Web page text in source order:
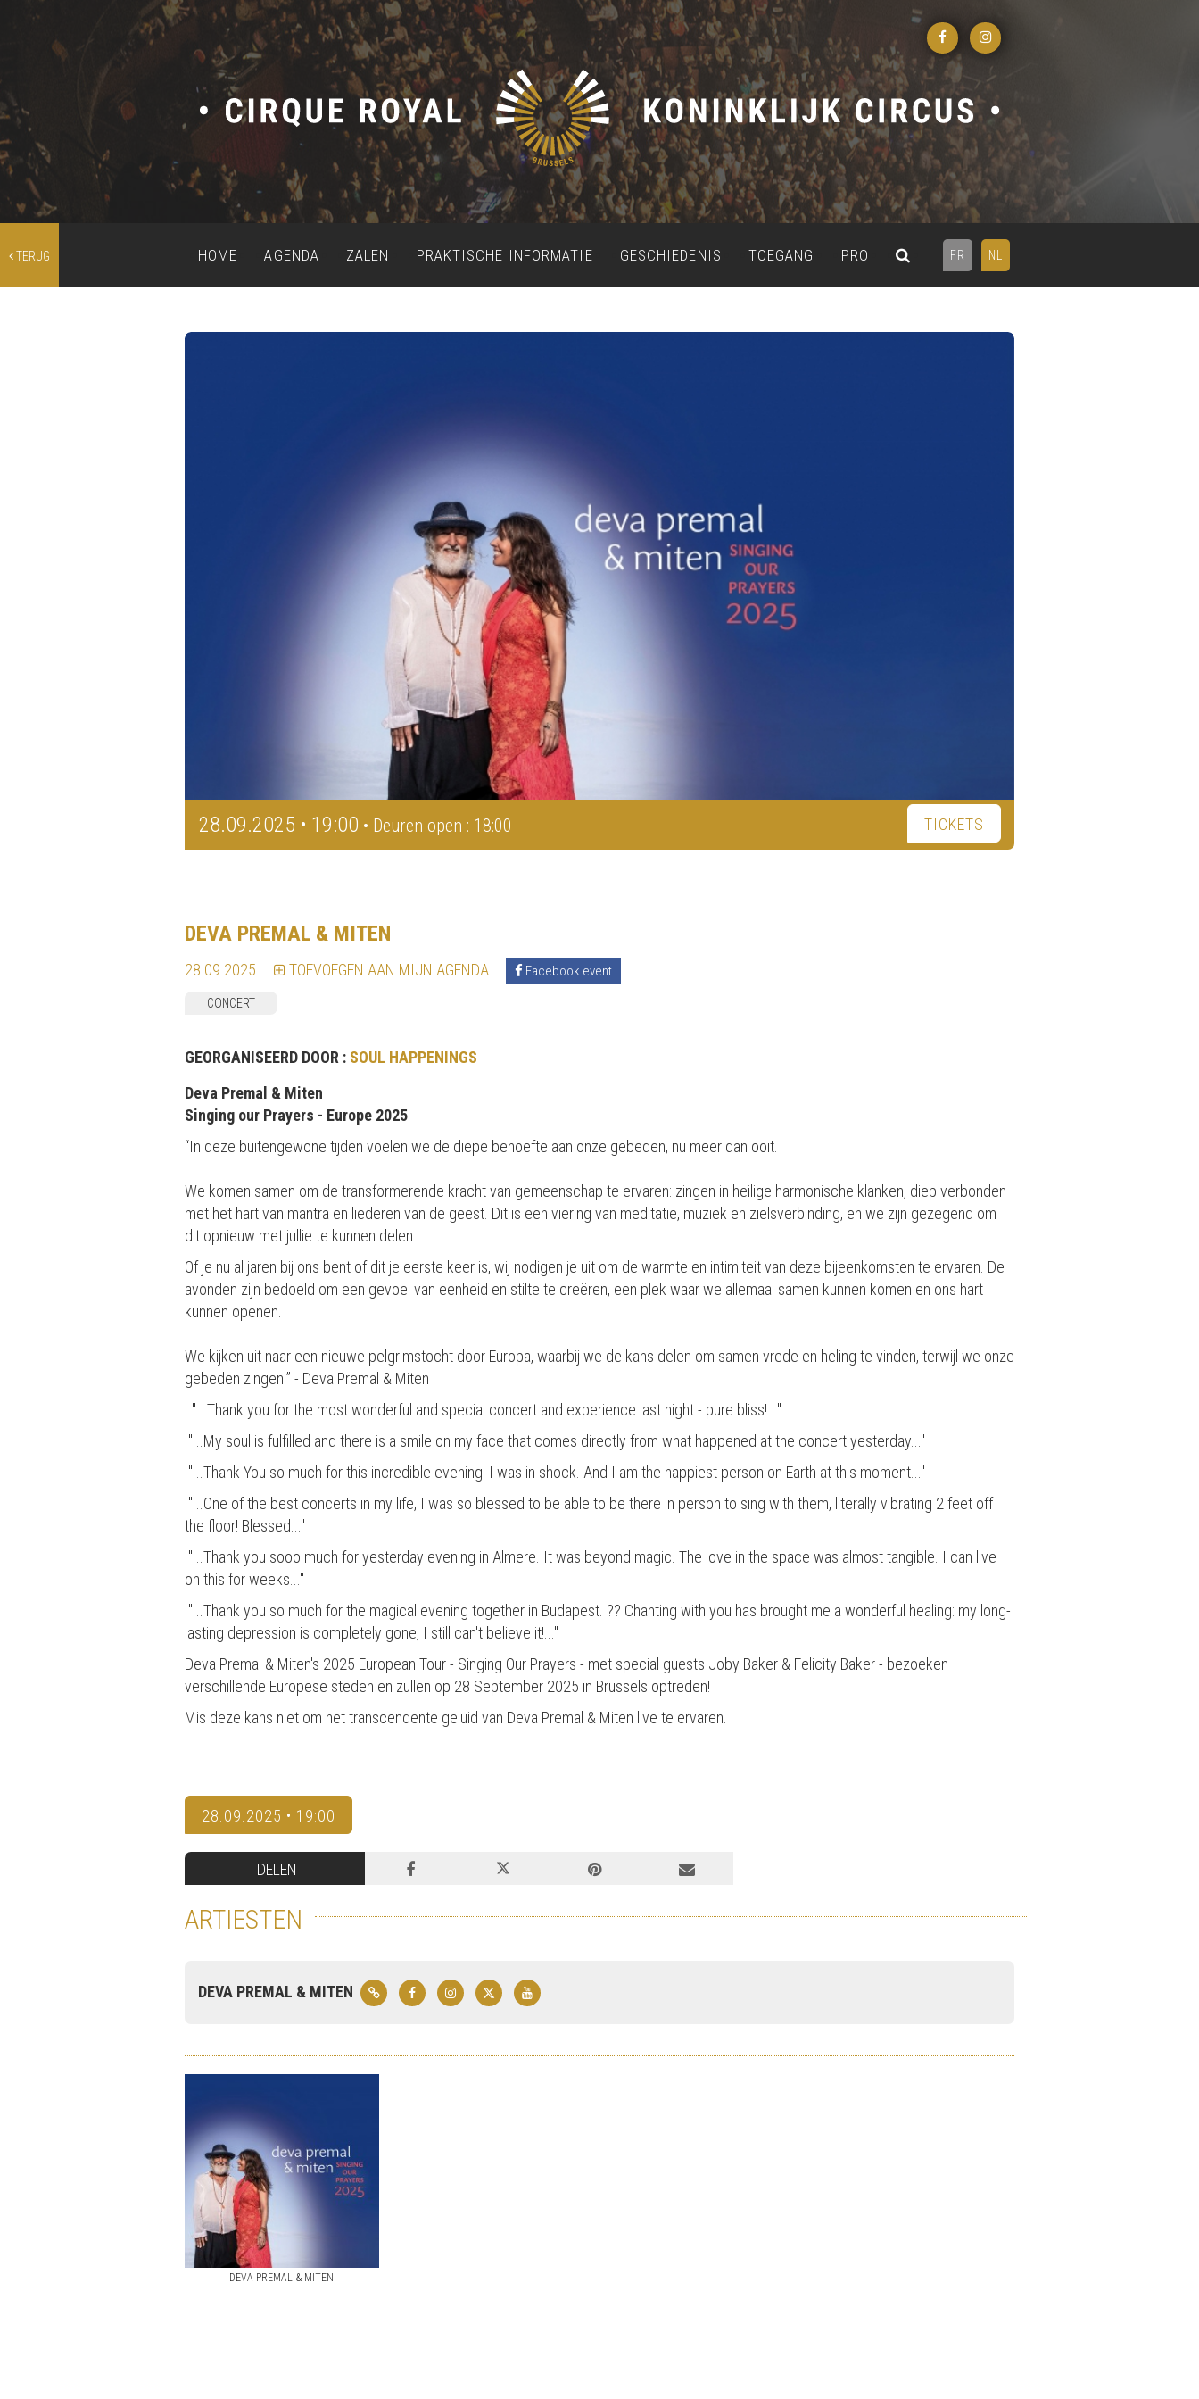
TERUG FR NL
HOME AGENDA ZALEN PRAKTISCHE INFORMATIE GESCHIEDENIS TOEGANG PRO
28.09.2025 • 19:00 • Deuren open : 18:00 TICKETS
DEVA PREMAL & MITEN
28.09.2025 TOEVOEGEN AAN MIJN AGENDA Facebook event
CONCERT
GEORGANISEERD DOOR : SOUL HAPPENINGS
Deva Premal & Miten
Singing our Prayers - Europe 2025
“In deze buitengewone tijden voelen we de diepe behoefte aan onze gebeden, nu meer dan ooit.
We komen samen om de transformerende kracht van gemeenschap te ervaren: zingen in heilige harmonische klanken, diep verbonden
met het hart van mantra en liederen van de geest. Dit is een viering van meditatie, muziek en zielsverbinding, en we zijn gezegend om
dit opnieuw met jullie te kunnen delen.
Of je nu al jaren bij ons bent of dit je eerste keer is, wij nodigen je uit om de warmte en intimiteit van deze bijeenkomsten te ervaren. De
avonden zijn bedoeld om een gevoel van eenheid en stilte te creëren, een plek waar we allemaal samen kunnen komen en ons hart
kunnen openen.
We kijken uit naar een nieuwe pelgrimstocht door Europa, waarbij we de kans delen om samen vrede en heling te vinden, terwijl we onze
gebeden zingen.” - Deva Premal & Miten
"...Thank you for the most wonderful and special concert and experience last night - pure bliss!..."
"...My soul is fulfilled and there is a smile on my face that comes directly from what happened at the concert yesterday..."
"...Thank You so much for this incredible evening! I was in shock. And I am the happiest person on Earth at this moment..."
"...One of the best concerts in my life, I was so blessed to be able to be there in person to sing with them, literally vibrating 2 feet off
the floor! Blessed..."
"...Thank you sooo much for yesterday evening in Almere. It was beyond magic. The love in the space was almost tangible. I can live
on this for weeks..."
"...Thank you so much for the magical evening together in Budapest. ?? Chanting with you has brought me a wonderful healing: my long-
lasting depression is completely gone, I still can't believe it!..."
Deva Premal & Miten's 2025 European Tour - Singing Our Prayers - met special guests Joby Baker & Felicity Baker - bezoeken
verschillende Europese steden en zullen op 28 September 2025 in Brussels optreden!
Mis deze kans niet om het transcendente geluid van Deva Premal & Miten live te ervaren.
28.09.2025 • 19:00
DELEN
ARTIESTEN
DEVA PREMAL & MITEN
DEVA PREMAL & MITEN